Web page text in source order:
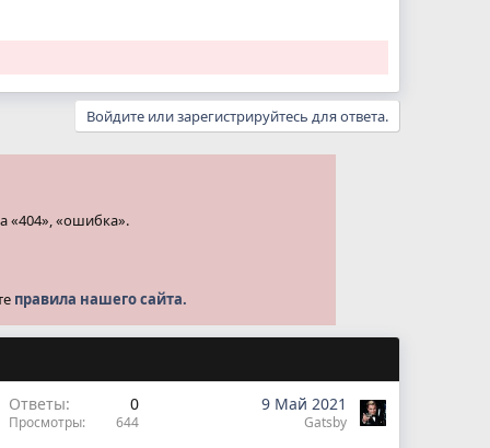
Войдите или зарегистрируйтесь для ответа.
«404», «ошибка».
правила нашего сайта.
Ответы 0
Просмотры 644
9 Май 2021
Gatsby